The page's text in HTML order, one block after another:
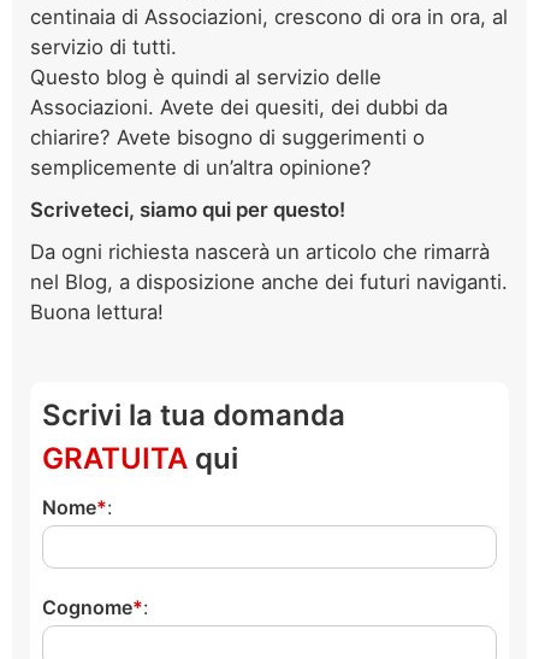
centinaia di Associazioni, crescono di ora in ora, al
servizio di tutti.
Questo blog è quindi al servizio delle
Associazioni. Avete dei quesiti, dei dubbi da
chiarire? Avete bisogno di suggerimenti o
semplicemente di un’altra opinione?
Scriveteci, siamo qui per questo!
Da ogni richiesta nascerà un articolo che rimarrà
nel Blog, a disposizione anche dei futuri naviganti.
Buona lettura!
Scrivi la tua domanda
GRATUITA qui
Nome :
Cognome :